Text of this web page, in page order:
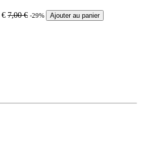
€ 7,00€ -29% Ajouter au panier